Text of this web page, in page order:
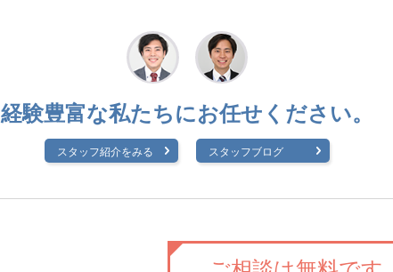
経験豊富な私たちにお任せください。
スタッフ紹介をみる スタッフブログ